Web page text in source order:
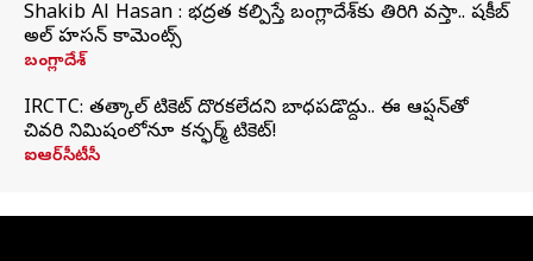
Shakib Al Hasan : భద్రత కల్పిస్తే బంగ్లాదేశ్‌కు తిరిగి వస్తా.. షకీబ్
అల్ హసన్ కామెంట్స్
బంగ్లాదేశ్
IRCTC: తత్కాల్ టికెట్ దొరకలేదని బాధపడొద్దు.. ఈ ఆప్షన్‌తో
చివరి నిమిషంలోనూ కన్ఫర్మ్ టికెట్!
ఐఆర్‌సీటీసీ